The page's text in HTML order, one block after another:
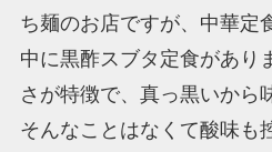
ち麺のお店ですが、中華定
中に黒酢スブタ定食があり
さが特徴で、真っ黒いから
そんなことはなくて酸味も